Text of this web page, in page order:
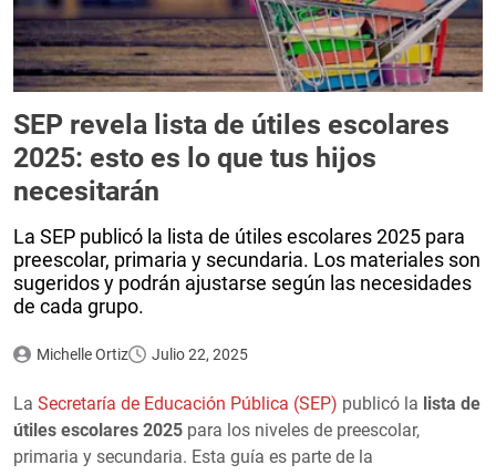
SEP revela lista de útiles escolares
2025: esto es lo que tus hijos
necesitarán
La SEP publicó la lista de útiles escolares 2025 para
preescolar, primaria y secundaria. Los materiales son
sugeridos y podrán ajustarse según las necesidades
de cada grupo.
Michelle Ortiz Julio 22, 2025
La Secretaría de Educación Pública (SEP) publicó la lista de
útiles escolares 2025 para los niveles de preescolar,
primaria y secundaria. Esta guía es parte de la